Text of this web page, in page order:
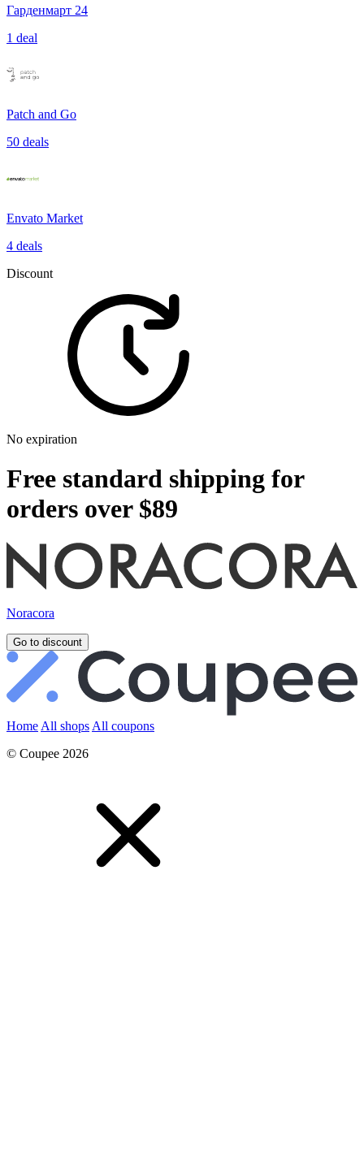
Гарденмарт 24
1 deal
Patch and Go
50 deals
Envato Market
4 deals
Discount
No expiration
Free standard shipping for
orders over $89
Noracora
Go to discount
Home All shops All coupons
© Coupee 2026